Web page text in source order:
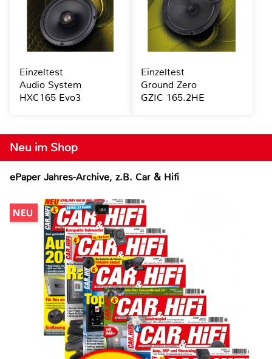
Neu im Shop
ePaper Jahres-Archive, z.B. Car & Hifi
Einzeltest
Audio System
HXC165 Evo3
Einzeltest
Ground Zero
GZIC 165.2HE